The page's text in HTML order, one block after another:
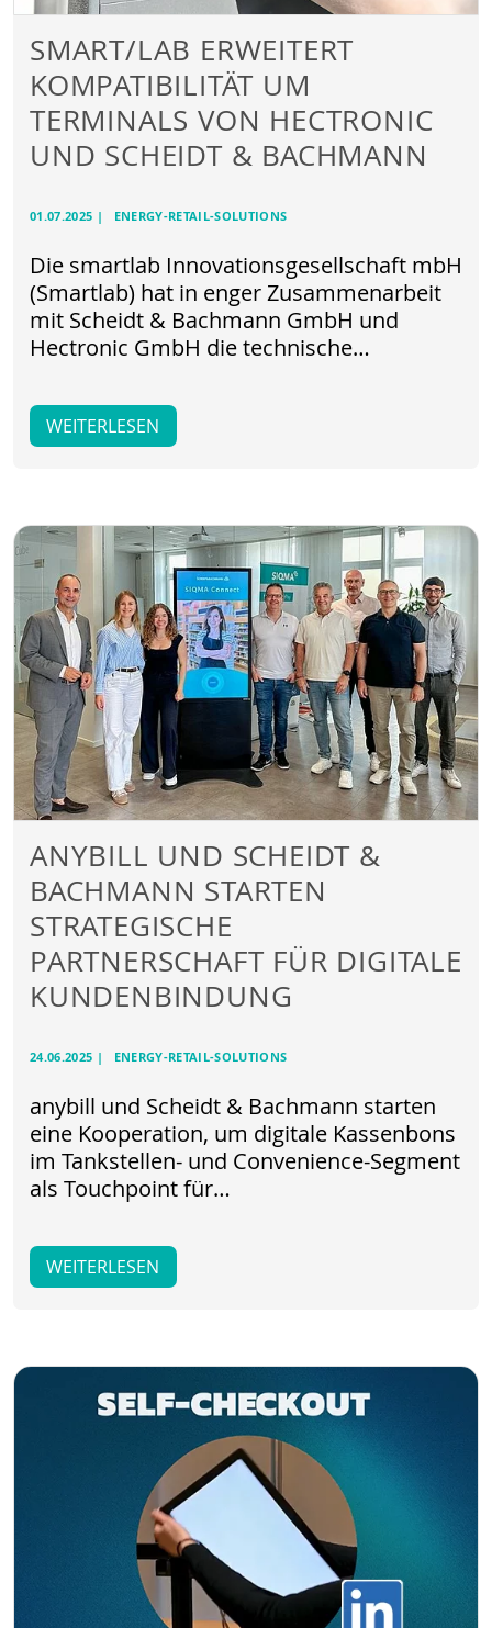
SMART/LAB ERWEITERT
KOMPATIBILITÄT UM
TERMINALS VON HECTRONIC
UND SCHEIDT & BACHMANN
01.07.2025 | ENERGY-RETAIL-SOLUTIONS
Die smartlab Innovationsgesellschaft mbH
(Smartlab) hat in enger Zusammenarbeit
mit Scheidt & Bachmann GmbH und
Hectronic GmbH die technische…
WEITERLESEN
ANYBILL UND SCHEIDT &
BACHMANN STARTEN
STRATEGISCHE
PARTNERSCHAFT FÜR DIGITALE
KUNDENBINDUNG
24.06.2025 | ENERGY-RETAIL-SOLUTIONS
anybill und Scheidt & Bachmann starten
eine Kooperation, um digitale Kassenbons
im Tankstellen- und Convenience-Segment
als Touchpoint für…
WEITERLESEN